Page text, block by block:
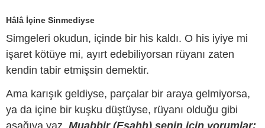
Hâlâ İçine Sinmediyse
Simgeleri okudun, içinde bir his kaldı. O his iyiye mi
işaret kötüye mi, ayırt edebiliyorsan rüyanı zaten
kendin tabir etmişsin demektir.
Ama karışık geldiyse, parçalar bir araya gelmiyorsa,
ya da içine bir kuşku düştüyse, rüyanı olduğu gibi
aşağıya yaz. Muabbir (Esahh) senin için yorumlar;